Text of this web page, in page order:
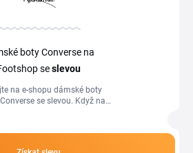
boty Converse na
seslevou
na e-shopu dámské boty
se slevou. Když na